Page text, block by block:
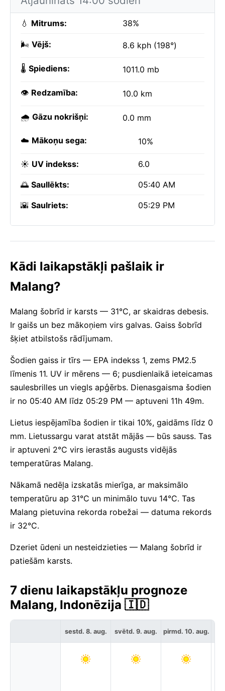
💧 Mitrums: 38%
🌬️ Vējš: 8.6 kph (198°)
🌡️ Spiediens: 1011.0 mb
👁️ Redzamība: 10.0 km
🌧️ Gāzu nokrišņi: 0.0 mm
☁️ Mākoņu sega: 10%
☀️ UV indekss: 6.0
🌅 Saullēkts: 05:40 AM
🌇 Saulriets: 05:29 PM
Kādi laikapstākļi pašlaik ir
Malang?
Malang šobrīd ir karsts — 31°C, ar skaidras debesis.
Ir gaišs un bez mākoņiem virs galvas. Gaiss šobrīd
šķiet atbilstošs rādījumam.
Šodien gaiss ir tīrs — EPA indekss 1, zems PM2.5
līmenis 11. UV ir mērens — 6; pusdienlaikā ieteicamas
saulesbrilles un viegls apģērbs. Dienasgaisma šodien
ir no 05:40 AM līdz 05:29 PM — aptuveni 11h 49m.
Lietus iespējamība šodien ir tikai 10%, gaidāms līdz 0
mm. Lietussargu varat atstāt mājās — būs sauss. Tas
ir aptuveni 2°C virs ierastās augusts vidējās
temperatūras Malang.
Nākamā nedēļa izskatās mierīga, ar maksimālo
temperatūru ap 31°C un minimālo tuvu 14°C. Tas
Malang pietuvina rekorda robežai — datuma rekords
ir 32°C.
Dzeriet ūdeni un nesteidzieties — Malang šobrīd ir
patiešām karsts.
7 dienu laikapstākļu prognoze
Malang, Indonēzija 🇮🇩
sestd. 8. aug. svētd. 9. aug. pirmd. 10. aug.